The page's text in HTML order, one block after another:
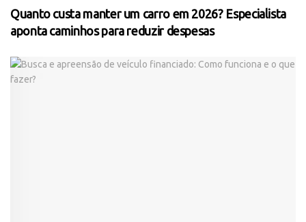
Quanto custa manter um carro em 2026? Especialista
aponta caminhos para reduzir despesas